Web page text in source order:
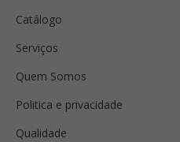
Catálogo
Serviços
Quem Somos
Politica e privacidade
Qualidade